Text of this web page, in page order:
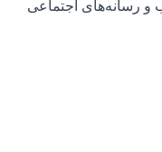
و رسانه‌های اجتماعی